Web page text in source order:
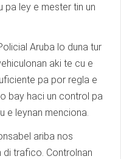
pa ley e mester tin un
Aruba lo duna tur
aki te cu e
pa por regla e
bay haci un control pa
e leynan menciona.
ariba nos
di trafico. Controlnan